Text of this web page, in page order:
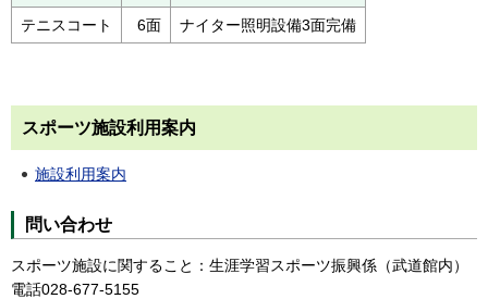
テニスコート 6面 ナイター照明設備3面完備
スポーツ施設利用案内
施設利用案内
問い合わせ
スポーツ施設に関すること：生涯学習スポーツ振興係（武道館内）
電話028-677-5155